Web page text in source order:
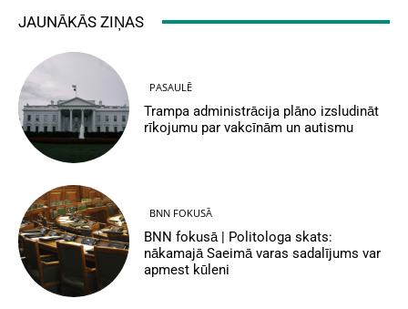
JAUNĀKĀS ZIŅAS
PASAULĒ
Trampa administrācija plāno izsludināt
rīkojumu par vakcīnām un autismu
BNN FOKUSĀ
BNN fokusā | Politologa skats:
nākamajā Saeimā varas sadalījums var
apmest kūleni